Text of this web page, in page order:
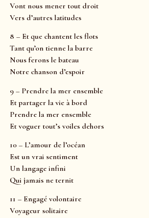
Vont nous mener tout droit
Vers d’autres latitudes
8 – Et que chantent les flots
Tant qu’on tienne la barre
Nous ferons le bateau
Notre chanson d’espoir
9 – Prendre la mer ensemble
Et partager la vie à bord
Prendre la mer ensemble
Et voguer tout’s voiles dehors
10 – L’amour de l’océan
Est un vrai sentiment
Un langage infini
Qui jamais ne ternit
11 – Engagé volontaire
Voyageur solitaire